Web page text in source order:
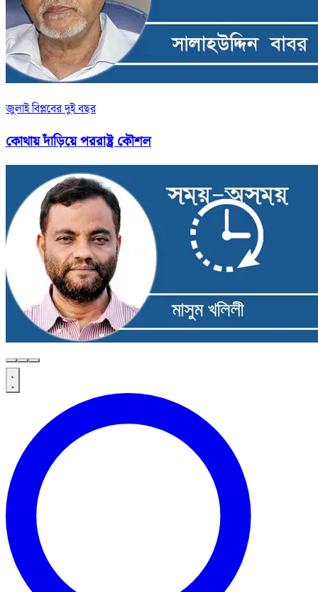
জুলাই বিপ্লবের দুই বছর
কোথায় দাঁড়িয়ে পররাষ্ট্র কৌশল